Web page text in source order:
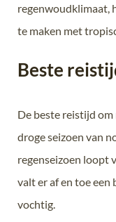
regenwoudklimaat,
te maken met
Beste
De beste reistijd om
droge seizoen van
regenseizoen loopt
valt er af en toe een
vochtig.